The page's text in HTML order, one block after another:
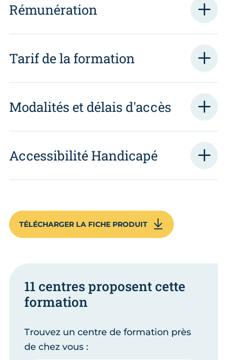
Rémunération
Tarif de la formation
Modalités et délais d'accès
Accessibilité Handicapé
TÉLÉCHARGER LA FICHE PRODUIT
11 centres proposent cette
formation
Trouvez un centre de formation près
de chez vous :